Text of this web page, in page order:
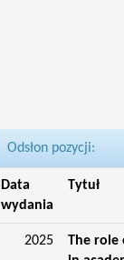
Odsłon pozycji:
Data
wydania
Tytuł
2025
The role